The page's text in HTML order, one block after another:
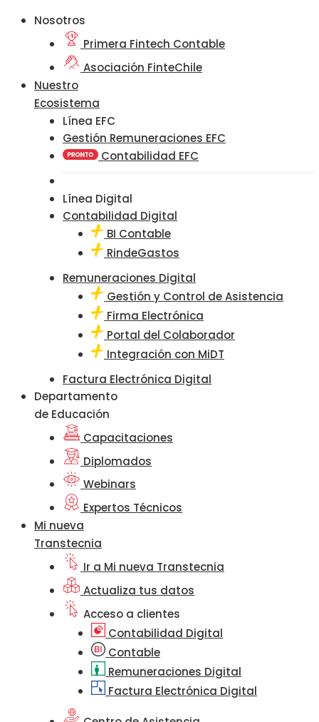
Nosotros
Primera Fintech Contable
Asociación FinteChile
Nuestro
Ecosistema
Línea EFC
Gestión Remuneraciones EFC
Contabilidad EFC
Línea Digital
Contabilidad Digital
BI Contable
RindeGastos
Remuneraciones Digital
Gestión y Control de Asistencia
Firma Electrónica
Portal del Colaborador
Integración con MiDT
Factura Electrónica Digital
Departamento
de Educación
Capacitaciones
Diplomados
Webinars
Expertos Técnicos
Mi nueva
Transtecnia
Ir a Mi nueva Transtecnia
Actualiza tus datos
Acceso a clientes
Contabilidad Digital
Contable
Remuneraciones Digital
Factura Electrónica Digital